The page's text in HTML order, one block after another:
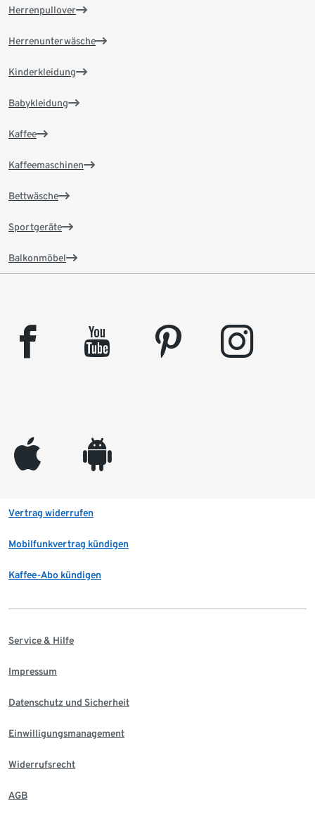
Herrenpullover
Herrenunterwäsche
Kinderkleidung
Babykleidung
Kaffee
Kaffeemaschinen
Bettwäsche
Sportgeräte
Balkonmöbel
facebook youtube pinterest instagram
appleinc android
Vertrag widerrufen
Mobilfunkvertrag kündigen
Kaffee-Abo kündigen
Service & Hilfe
Impressum
Datenschutz und Sicherheit
Einwilligungsmanagement
Widerrufsrecht
AGB